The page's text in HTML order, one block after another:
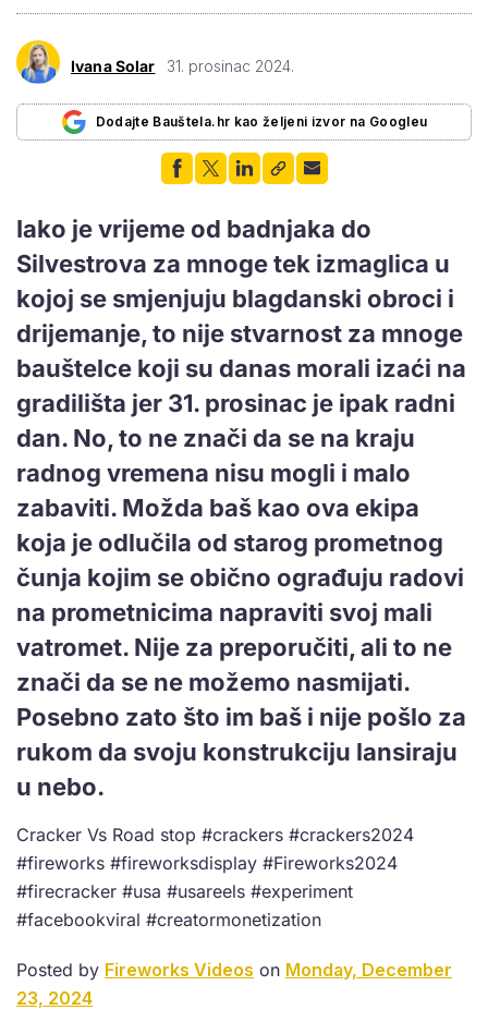
Ivana Solar 31. prosinac 2024.
Dodajte Bauštela.hr kao željeni izvor na Googleu
Iako je vrijeme od badnjaka do
Silvestrova za mnoge tek izmaglica u
kojoj se smjenjuju blagdanski obroci i
drijemanje, to nije stvarnost za mnoge
bauštelce koji su danas morali izaći na
gradilišta jer 31. prosinac je ipak radni
dan. No, to ne znači da se na kraju
radnog vremena nisu mogli i malo
zabaviti. Možda baš kao ova ekipa
koja je odlučila od starog prometnog
čunja kojim se obično ograđuju radovi
na prometnicima napraviti svoj mali
vatromet. Nije za preporučiti, ali to ne
znači da se ne možemo nasmijati.
Posebno zato što im baš i nije pošlo za
rukom da svoju konstrukciju lansiraju
u nebo.
Cracker Vs Road stop #crackers #crackers2024
#fireworks #fireworksdisplay #Fireworks2024
#firecracker #usa #usareels #experiment
#facebookviral #creatormonetization
Posted by Fireworks Videos on Monday, December
23, 2024